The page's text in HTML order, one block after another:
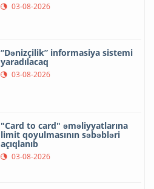
03-08-2026
“Dənizçilik” informasiya sistemi
yaradılacaq
03-08-2026
"Card to card" əməliyyatlarına
limit qoyulmasının səbəbləri
açıqlanıb
03-08-2026